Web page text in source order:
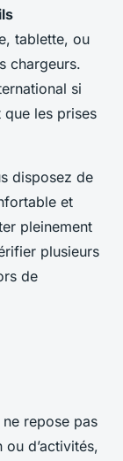
tablette, ou
chargeurs.
si
les prises
disposez de
et
pleinement
plusieurs
de
repose pas
d’activités,